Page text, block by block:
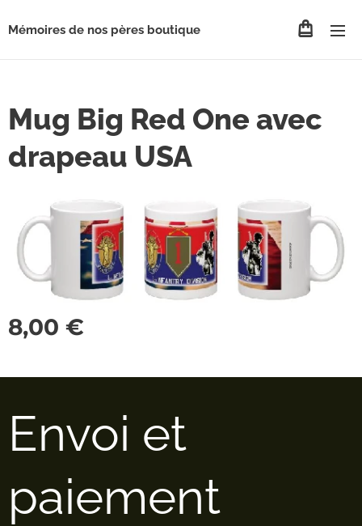
Mémoires de nos pères boutique
Mug Big Red One avec
drapeau USA
8,00 €
Envoi et
paiement